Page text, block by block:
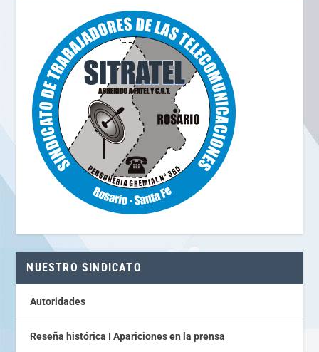
NUESTRO SINDICATO
Autoridades
Reseña histórica I Apariciones en la prensa